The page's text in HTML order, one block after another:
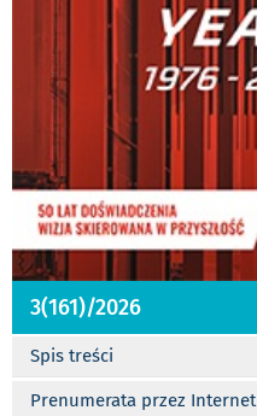
3(161)/2026
Spis treści
Prenumerata przez Internet